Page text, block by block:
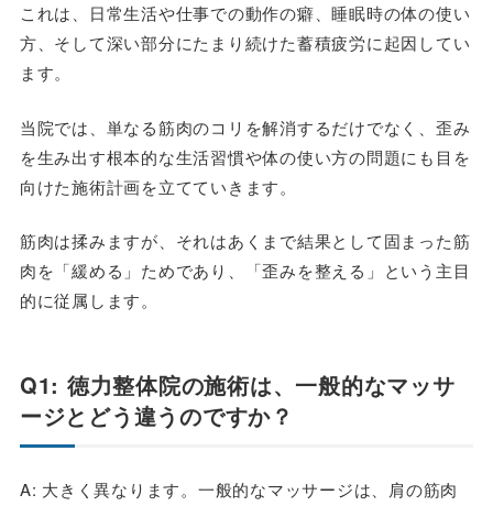
これは、日常生活や仕事での動作の癖、睡眠時の体の使い
方、そして深い部分にたまり続けた蓄積疲労に起因してい
ます。
当院では、単なる筋肉のコリを解消するだけでなく、歪み
を生み出す根本的な生活習慣や体の使い方の問題にも目を
向けた施術計画を立てていきます。
筋肉は揉みますが、それはあくまで結果として固まった筋
肉を「緩める」ためであり、「歪みを整える」という主目
的に従属します。
Q1: 徳力整体院の施術は、一般的なマッサ
ージとどう違うのですか？
A: 大きく異なります。一般的なマッサージは、肩の筋肉